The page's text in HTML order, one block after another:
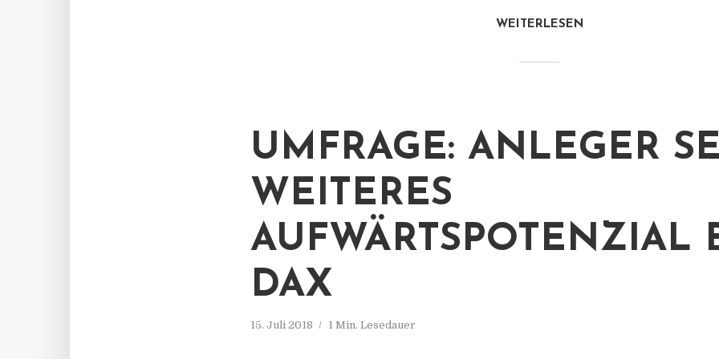
WEITERLESEN
UMFRAGE: ANLEGER
WEITERES
AUFWÄRTSPOTENZIAL
DAX
15. Juli 2018 1 Min. Lesedauer